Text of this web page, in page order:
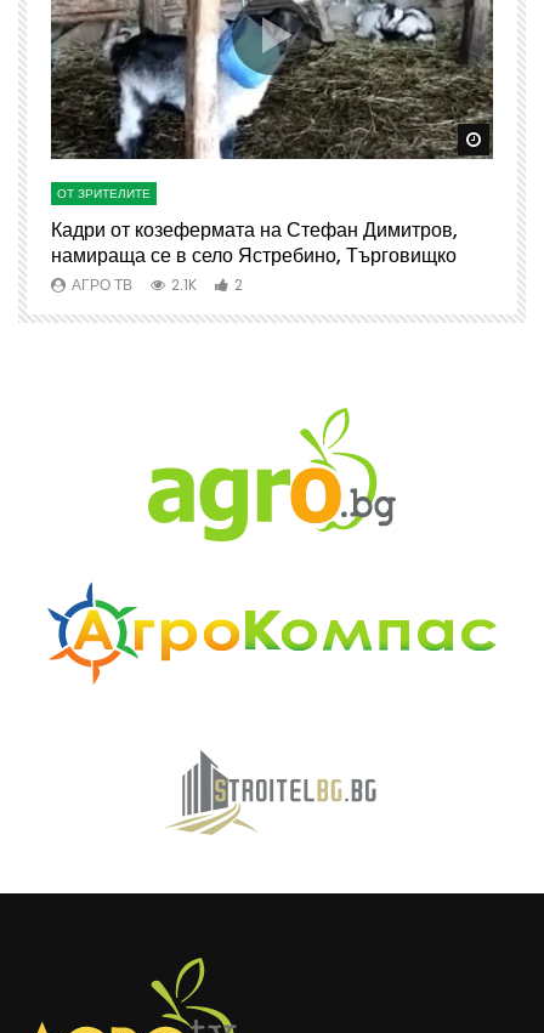
Watch Later Watch
ОТ ЗРИТЕЛИТЕ
Кадри от козефермата на Стефан Димитров,
намираща се в село Ястребино, Търговищко
АГРО ТВ 2.1K 2